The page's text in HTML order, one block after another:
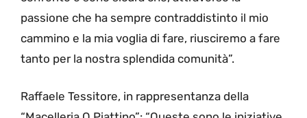
passione che ha sempre contraddistinto il mio
cammino e la mia voglia di fare, riusciremo a fare
tanto per la nostra splendida comunità”.
Raffaele Tessitore, in rappresentanza della